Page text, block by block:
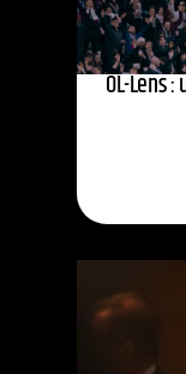
OL-Lens